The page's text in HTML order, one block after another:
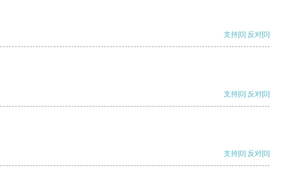
支持[0] 反对[0]
支持[0] 反对[0]
支持[0] 反对[0]